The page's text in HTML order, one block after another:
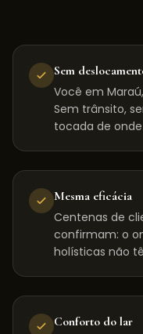
Sem
Você em
Sem trânsito,
tocada de
Mesma eficácia
Centenas de
confirmam: o
holísticas não
Conforto do lar